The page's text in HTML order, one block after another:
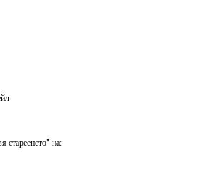
стареенето" на: